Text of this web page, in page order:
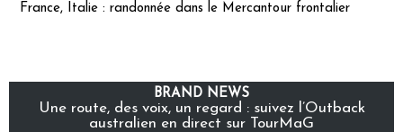
France, Italie : randonnée dans le Mercantour frontalier
BRAND NEWS
Une route, des voix, un regard : suivez l’Outback
australien en direct sur TourMaG